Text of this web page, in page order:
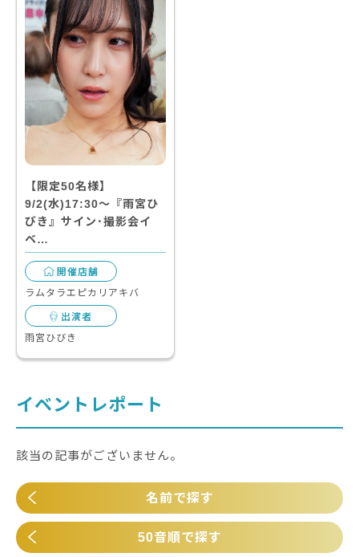
【限定50名様】
9/2(水)17:30～『雨宮ひ
びき』サイン･撮影会イ
ベ…
開催店舗
ラムタラエピカリアキバ
出演者
雨宮ひびき
イベントレポート
該当の記事がございません。
名前で探す
50音順で探す